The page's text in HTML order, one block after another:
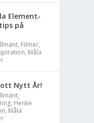
Element-
på
, Filmer,
, Måla
Nytt År!
,
, Henke
, Måla